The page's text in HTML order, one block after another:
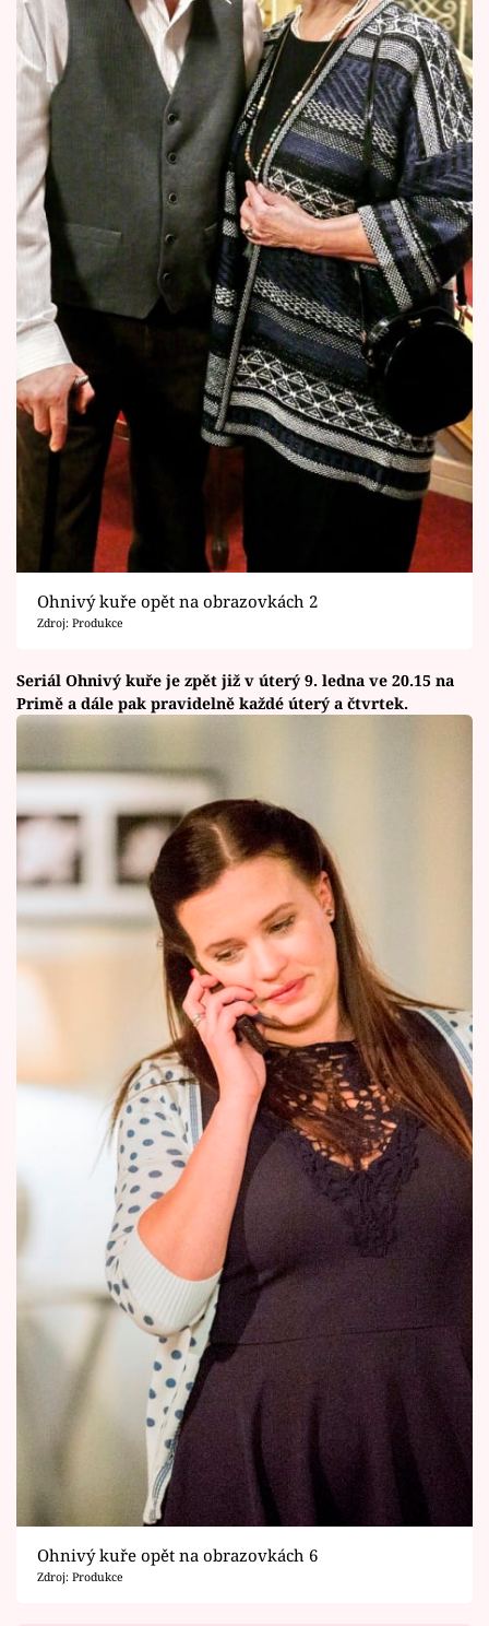
Ohnivý kuře opět na obrazovkách 2
Zdroj: Produkce
Seriál Ohnivý kuře je zpět již v úterý 9. ledna ve 20.15 na
Primě a dále pak pravidelně každé úterý a čtvrtek.
Ohnivý kuře opět na obrazovkách 6
Zdroj: Produkce